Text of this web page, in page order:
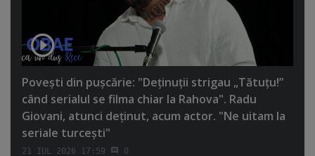
Poveşti din puşcărie: "Deţinuţii strigau „Tătuţu!”
când serialul se filma chiar la Rahova". Radu
Giovani, atunci deţinut, acum actor. "Ne uitam la
seriale turceşti"
21 IUL 2026 17:59 0